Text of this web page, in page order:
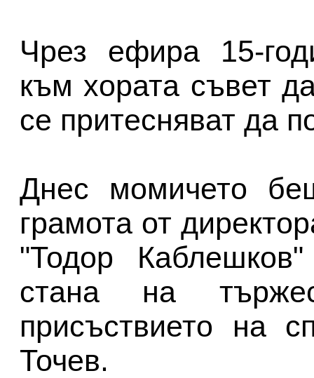
Чрез ефира 15-
към хората съвет
се притесняват да
Днес момичето
грамота от
"Тодор
стана на
присъствието на
Точев.